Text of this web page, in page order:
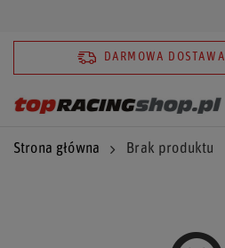
DARMOWA DOSTAWA
Strona główna Brak produktu